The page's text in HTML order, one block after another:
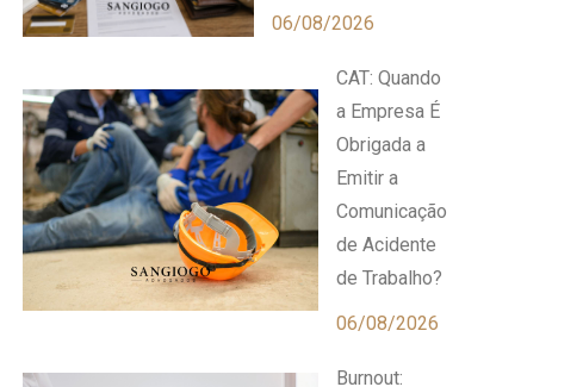
06/08/2026
CAT: Quando
a Empresa É
Obrigada a
Emitir a
Comunicação
de Acidente
de Trabalho?
06/08/2026
Burnout: